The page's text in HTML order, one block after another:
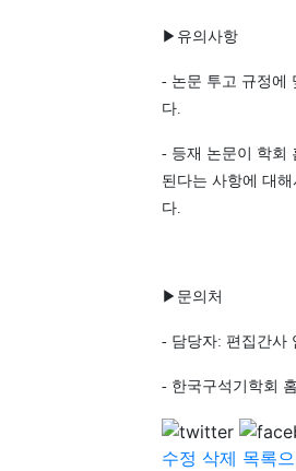
▶ 유의사항
- 논문 투고 규정에
다.
- 등재 논문이 학회
된다는 사항에 대
다.
▶ 문의처
- 담당자: 편집간사
- 한국구석기학회
수정 삭제 목록